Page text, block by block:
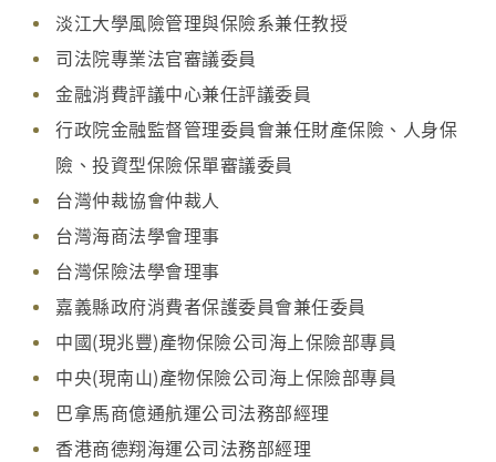
淡江大學風險管理與保險系兼任教授
司法院專業法官審議委員
金融消費評議中心兼任評議委員
行政院金融監督管理委員會兼任財產保險、人身保
險、投資型保險保單審議委員
台灣仲裁協會仲裁人
台灣海商法學會理事
台灣保險法學會理事
嘉義縣政府消費者保護委員會兼任委員
中國(現兆豐)產物保險公司海上保險部專員
中央(現南山)產物保險公司海上保險部專員
巴拿馬商億通航運公司法務部經理
香港商德翔海運公司法務部經理